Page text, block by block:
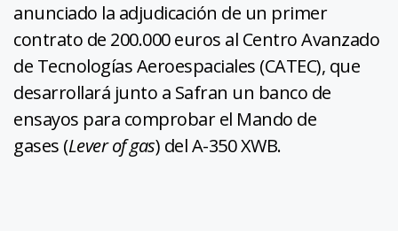
anunciado la adjudicación de un primer
contrato de 200.000 euros al Centro Avanzado
de Tecnologías Aeroespaciales (CATEC), que
desarrollará junto a Safran un banco de
ensayos para comprobar el Mando de
gases (Lever of gas) del A-350 XWB.